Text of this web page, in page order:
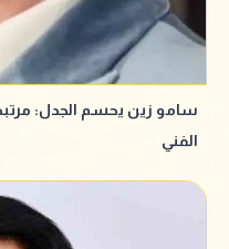
سامو زين يحسم الجدل:
الفني